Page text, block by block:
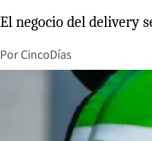
El negocio del delivery
Por CincoDías